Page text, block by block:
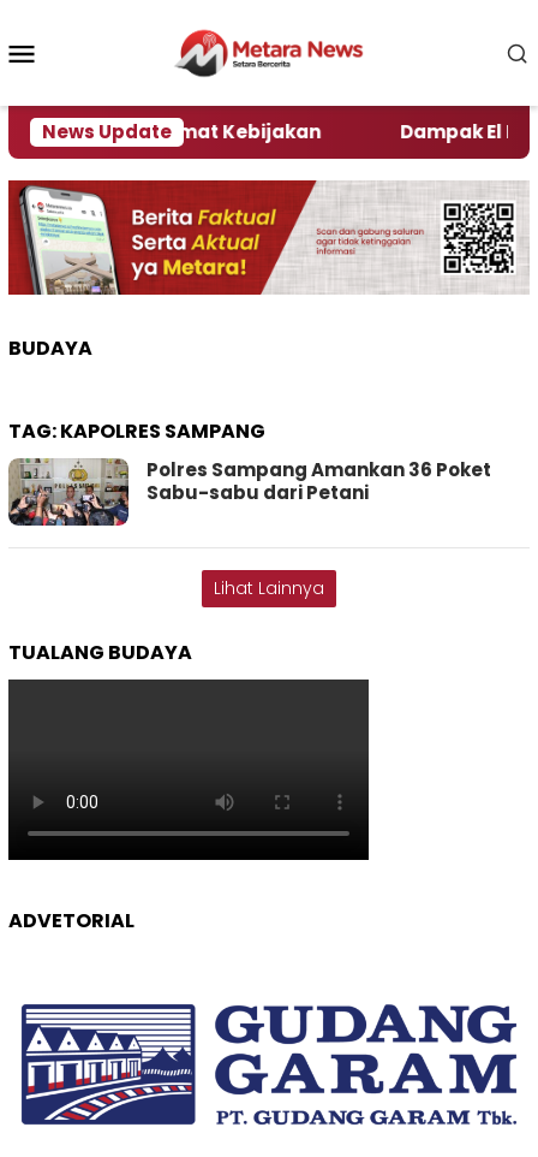
konten
News Update
Kata Pengamat Kebijakan Dampak El Nino,
BUDAYA
TAG:KAPOLRES SAMPANG
Polres Sampang Amankan 36 Poket
Sabu-sabu dari Petani
Lihat Lainnya
TUALANG BUDAYA
ADVETORIAL